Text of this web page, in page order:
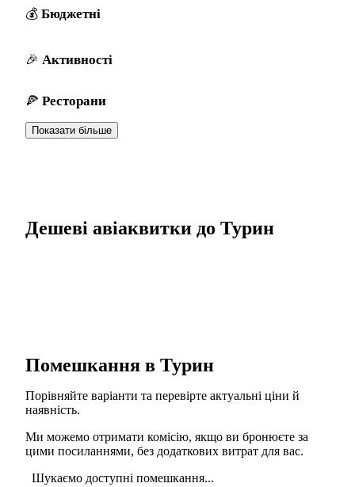
Бюджетні
Активності
Ресторани
Показати більше
Дешеві авіаквитки до Турин
Помешкання в Турин
Порівняйте варіанти та перевірте актуальні ціни й
наявність.
Ми можемо отримати комісію, якщо ви бронюєте за
цими посиланнями, без додаткових витрат для вас.
Шукаємо доступні помешкання...